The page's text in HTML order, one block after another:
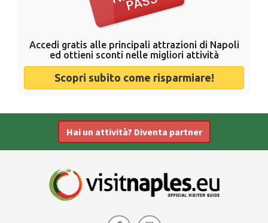
Accedi gratis alle principali attrazioni di Napoli
ed ottieni sconti nelle migliori attività
Scopri subito come risparmiare!
Hai un attività? Diventa partner